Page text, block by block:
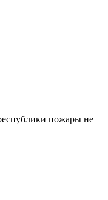
пожары не